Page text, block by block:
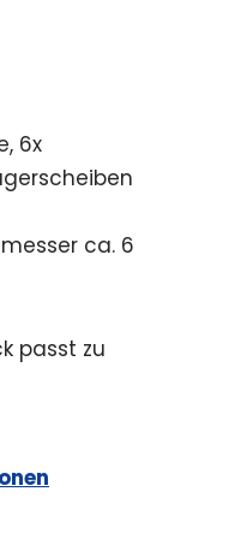
6x
ca. 6
passt zu